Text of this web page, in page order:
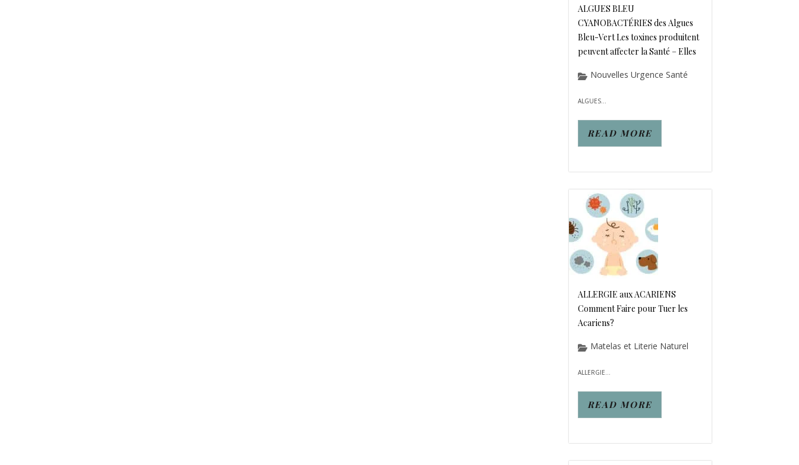
ALGUES BLEU
CYANOBACTÉRIES des Algues
Bleu-Vert Les toxines produitent
peuvent affecter la Santé – Elles
Nouvelles Urgence Santé
ALGUES...
READ MORE
ALLERGIE aux ACARIENS
Comment Faire pour Tuer les
Acariens?
Matelas et Literie Naturel
ALLERGIE...
READ MORE